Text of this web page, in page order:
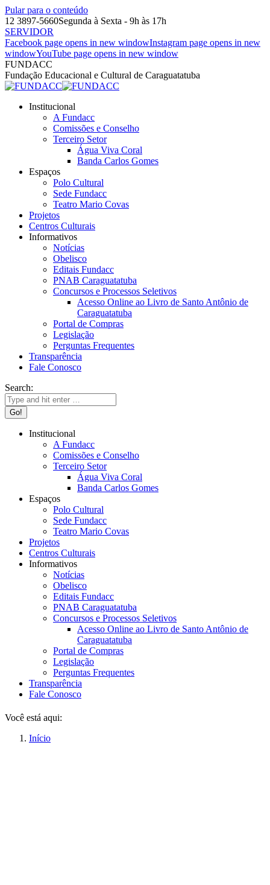
Pular para o conteúdo
12 3897-5660Segunda à Sexta - 9h às 17h
SERVIDOR
Facebook page opens in new windowInstagram page opens in new
windowYouTube page opens in new window
FUNDACC
Fundação Educacional e Cultural de Caraguatatuba
Institucional
A Fundacc
Comissões e Conselho
Terceiro Setor
Água Viva Coral
Banda Carlos Gomes
Espaços
Polo Cultural
Sede Fundacc
Teatro Mario Covas
Projetos
Centros Culturais
Informativos
Notícias
Obelisco
Editais Fundacc
PNAB Caraguatatuba
Concursos e Processos Seletivos
Acesso Online ao Livro de Santo Antônio de
Caraguatatuba
Portal de Compras
Legislação
Perguntas Frequentes
Transparência
Fale Conosco
Search:
Institucional
A Fundacc
Comissões e Conselho
Terceiro Setor
Água Viva Coral
Banda Carlos Gomes
Espaços
Polo Cultural
Sede Fundacc
Teatro Mario Covas
Projetos
Centros Culturais
Informativos
Notícias
Obelisco
Editais Fundacc
PNAB Caraguatatuba
Concursos e Processos Seletivos
Acesso Online ao Livro de Santo Antônio de
Caraguatatuba
Portal de Compras
Legislação
Perguntas Frequentes
Transparência
Fale Conosco
Você está aqui:
Início